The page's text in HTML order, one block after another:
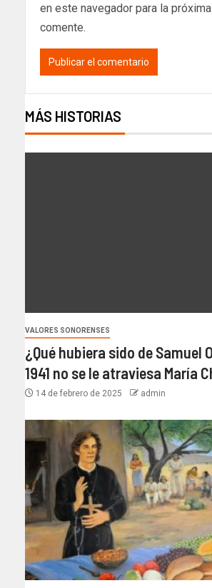
en este navegador para la
comente.
MÁS HISTORIAS
VALORES SONORENSES
¿Qué hubiera sido de Samuel
1941 no se le atraviesa María
14 de febrero de 2025 admin